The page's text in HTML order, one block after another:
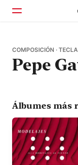
Inicio
Explorar
COMPOSICIÓN ·
Pepe
Álbumes más